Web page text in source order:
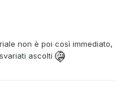
non è poi così immediato,
ascolti